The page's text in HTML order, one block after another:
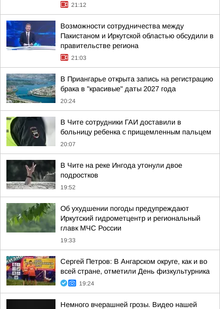
21:12
Возможности сотрудничества между
Пакистаном и Иркутской областью обсудили в
правительстве региона
21:03
В Приангарье открыта запись на регистрацию
брака в "красивые" даты 2027 года
20:24
В Чите сотрудники ГАИ доставили в
больницу ребенка с прищемленным пальцем
20:07
В Чите на реке Ингода утонули двое
подростков
19:52
Об ухудшении погоды предупреждают
Иркутский гидрометцентр и региональный
главк МЧС России
19:33
Сергей Петров: В Ангарском округе, как и во
всей стране, отметили День физкультурника
19:24
Немного вчерашней грозы. Видео нашей